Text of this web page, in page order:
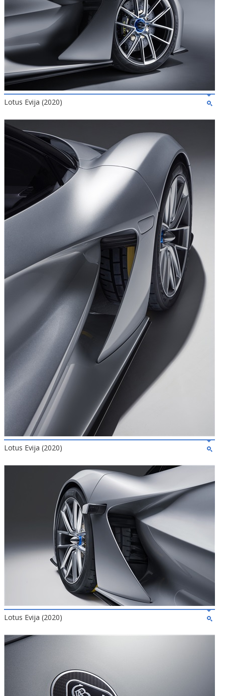
Lotus Evija (2020)
Lotus Evija (2020)
Lotus Evija (2020)